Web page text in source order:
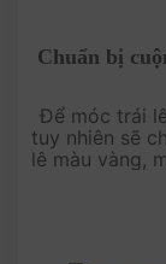
Chuẩn bị
Để móc trái
tuy nhiên sẽ
lê màu vàng,